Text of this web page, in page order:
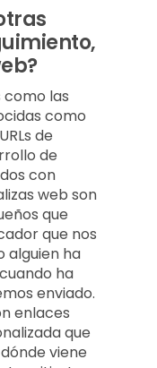
las
como
de
de
con
web son
que
que nos
alguien ha
ha
enviado.
enlaces
que
viene